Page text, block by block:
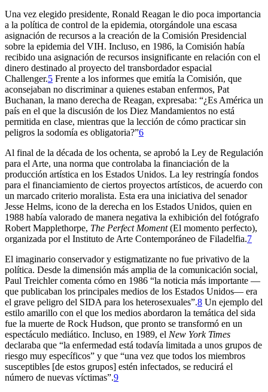
Una vez elegido presidente, Ronald Reagan le dio poca importancia
a la política de control de la epidemia, otorgándole una escasa
asignación de recursos a la creación de la Comisión Presidencial
sobre la epidemia del VIH. Incluso, en 1986, la Comisión había
recibido una asignación de recursos insignificante en relación con el
dinero destinado al proyecto del transbordador espacial
Challenger.5 Frente a los informes que emitía la Comisión, que
aconsejaban no discriminar a quienes estaban enfermos, Pat
Buchanan, la mano derecha de Reagan, expresaba: “¿Es América un
país en el que la discusión de los Diez Mandamientos no está
permitida en clase, mientras que la lección de cómo practicar sin
peligros la sodomía es obligatoria?”6
Al final de la década de los ochenta, se aprobó la Ley de Regulación
para el Arte, una norma que controlaba la financiación de la
producción artística en los Estados Unidos. La ley restringía fondos
para el financiamiento de ciertos proyectos artísticos, de acuerdo con
un marcado criterio moralista. Esta era una iniciativa del senador
Jesse Helms, icono de la derecha en los Estados Unidos, quien en
1988 había valorado de manera negativa la exhibición del fotógrafo
Robert Mapplethorpe, The Perfect Moment(El momento perfecto),
organizada por el Instituto de Arte Contemporáneo de Filadelfia.7
El imaginario conservador y estigmatizante no fue privativo de la
política. Desde la dimensión más amplia de la comunicación social,
Paul Treichler comenta cómo en 1986 “la noticia más importante —
que publicaban los principales medios de los Estados Unidos— era
el grave peligro del SIDA para los heterosexuales”.8 Un ejemplo del
estilo amarillo con el que los medios abordaron la temática del sida
fue la muerte de Rock Hudson, que pronto se transformó en un
espectáculo mediático. Incluso, en 1989, el New York Times
declaraba que “la enfermedad está todavía limitada a unos grupos de
riesgo muy específicos” y que “una vez que todos los miembros
susceptibles [de estos grupos] estén infectados, se reducirá el
número de nuevas víctimas”.9